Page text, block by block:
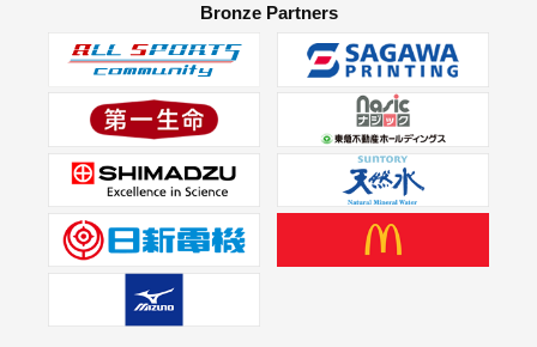
Bronze Partners